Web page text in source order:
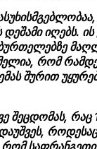
დეშამი იღებს.
რომ
შურით
შეცდომას,
როდესაც
რომ